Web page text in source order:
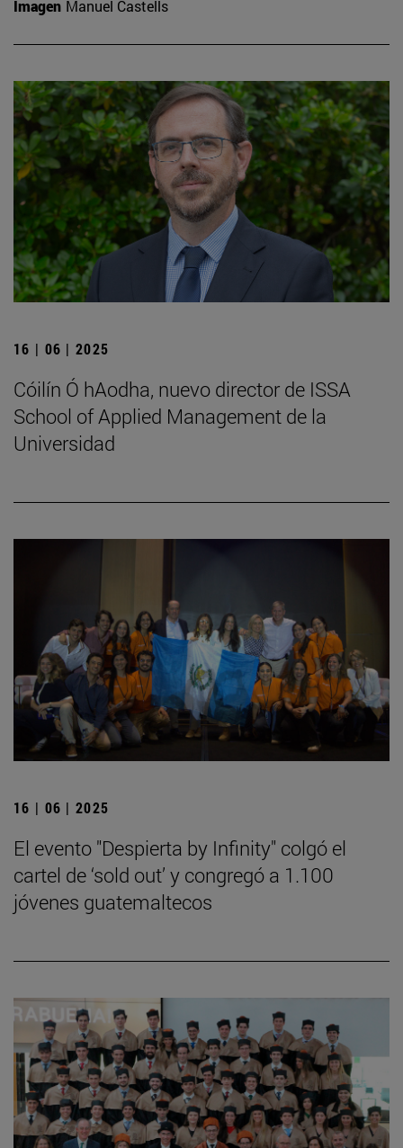
Imagen Manuel Castells
16 | 06 | 2025
Cóilín Ó hAodha, nuevo director de ISSA
School of Applied Management de la
Universidad
16 | 06 | 2025
El evento "Despierta by Infinity" colgó el
cartel de ‘sold out’ y congregó a 1.100
jóvenes guatemaltecos